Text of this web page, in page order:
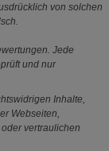
von solchen
Jede
und nur
Inhalte,
Webseiten,
vertraulichen